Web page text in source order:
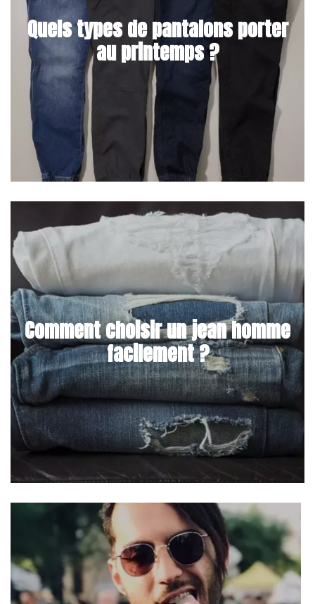
Quels types de pantalons porter
au printemps ?
Comment choisir un jean homme
facilement ?